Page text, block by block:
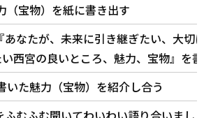
（宝物）を紙に書き出す
なたが、未来に引き継ぎたい、大切
宮の良いところ、魅力、宝物』を
た魅力（宝物）を紹介し合う